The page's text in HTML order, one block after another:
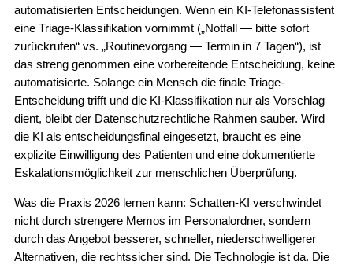
automatisierten Entscheidungen. Wenn ein KI-Telefonassistent
eine Triage-Klassifikation vornimmt („Notfall — bitte sofort
zurückrufen“ vs. „Routinevorgang — Termin in 7 Tagen“), ist
das streng genommen eine vorbereitende Entscheidung, keine
automatisierte. Solange ein Mensch die finale Triage-
Entscheidung trifft und die KI-Klassifikation nur als Vorschlag
dient, bleibt der Datenschutzrechtliche Rahmen sauber. Wird
die KI als entscheidungsfinal eingesetzt, braucht es eine
explizite Einwilligung des Patienten und eine dokumentierte
Eskalationsmöglichkeit zur menschlichen Überprüfung.
Was die Praxis 2026 lernen kann: Schatten-KI verschwindet
nicht durch strengere Memos im Personalordner, sondern
durch das Angebot besserer, schneller, niederschwelligerer
Alternativen, die rechtssicher sind. Die Technologie ist da. Die